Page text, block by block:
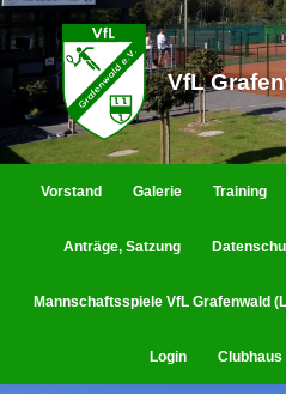
Zum
springen
VfL
Vorstand Galerie Training
Anträge, Satzung
Mannschaftsspiele VfL Grafenwald
Login Clubhaus